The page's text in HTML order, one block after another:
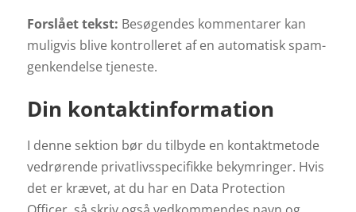
Forslået tekst: Besøgendes kommentarer kan
muligvis blive kontrolleret af en automatisk spam-
genkendelse tjeneste.
Din kontaktinformation
I denne sektion bør du tilbyde en kontaktmetode
vedrørende privatlivsspecifikke bekymringer. Hvis
det er krævet, at du har en Data Protection